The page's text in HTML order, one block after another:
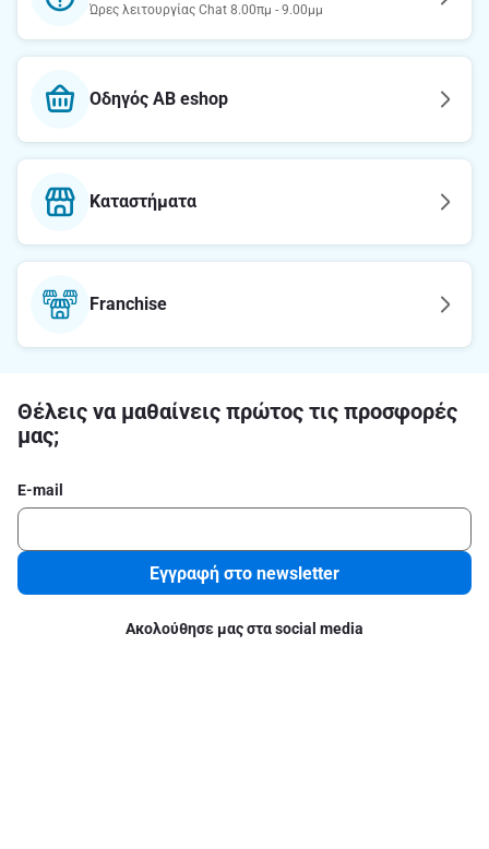
Ώρες λειτουργίας Chat 8.00πμ - 9.00μμ
Οδηγός AB eshop
Καταστήματα
Franchise
Θέλεις να μαθαίνεις πρώτος τις προσφορές
μας;
E-mail
Εγγραφή στο newsletter
Ακολούθησε μας στα social media